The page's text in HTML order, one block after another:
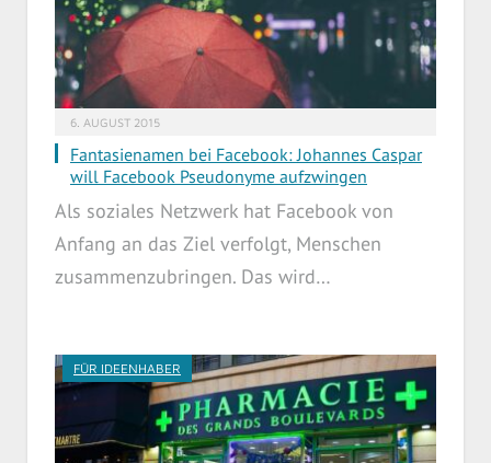
6. AUGUST 2015
Fantasienamen bei Facebook: Johannes Caspar
will Facebook Pseudonyme aufzwingen
Als soziales Netzwerk hat Facebook von
Anfang an das Ziel verfolgt, Menschen
zusammenzubringen. Das wird…
FÜR IDEENHABER